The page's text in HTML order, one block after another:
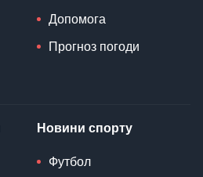
Допомога
Прогноз погоди
Новини спорту
Футбол